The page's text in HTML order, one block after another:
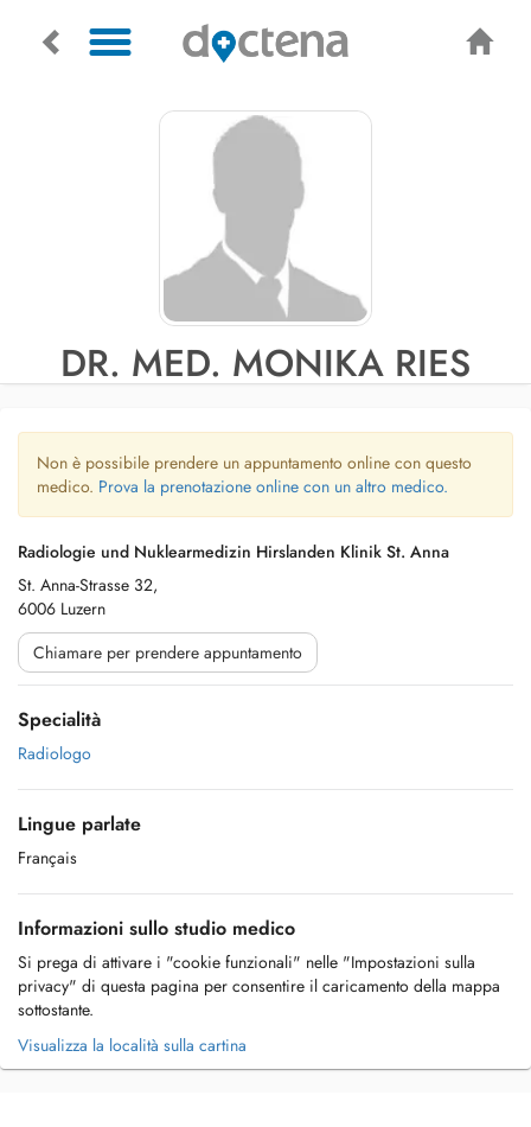
DR. MED. MONIKA RIES
Non è possibile prendere un appuntamento online con questo
medico. Prova la prenotazione online con un altro medico.
Radiologie und Nuklearmedizin Hirslanden Klinik St. Anna
St. Anna-Strasse 32,
6006 Luzern
Chiamare per prendere appuntamento
Specialità
Radiologo
Lingue parlate
Français
Informazioni sullo studio medico
Si prega di attivare i "cookie funzionali" nelle "Impostazioni sulla
privacy" di questa pagina per consentire il caricamento della mappa
sottostante.
Visualizza la località sulla cartina